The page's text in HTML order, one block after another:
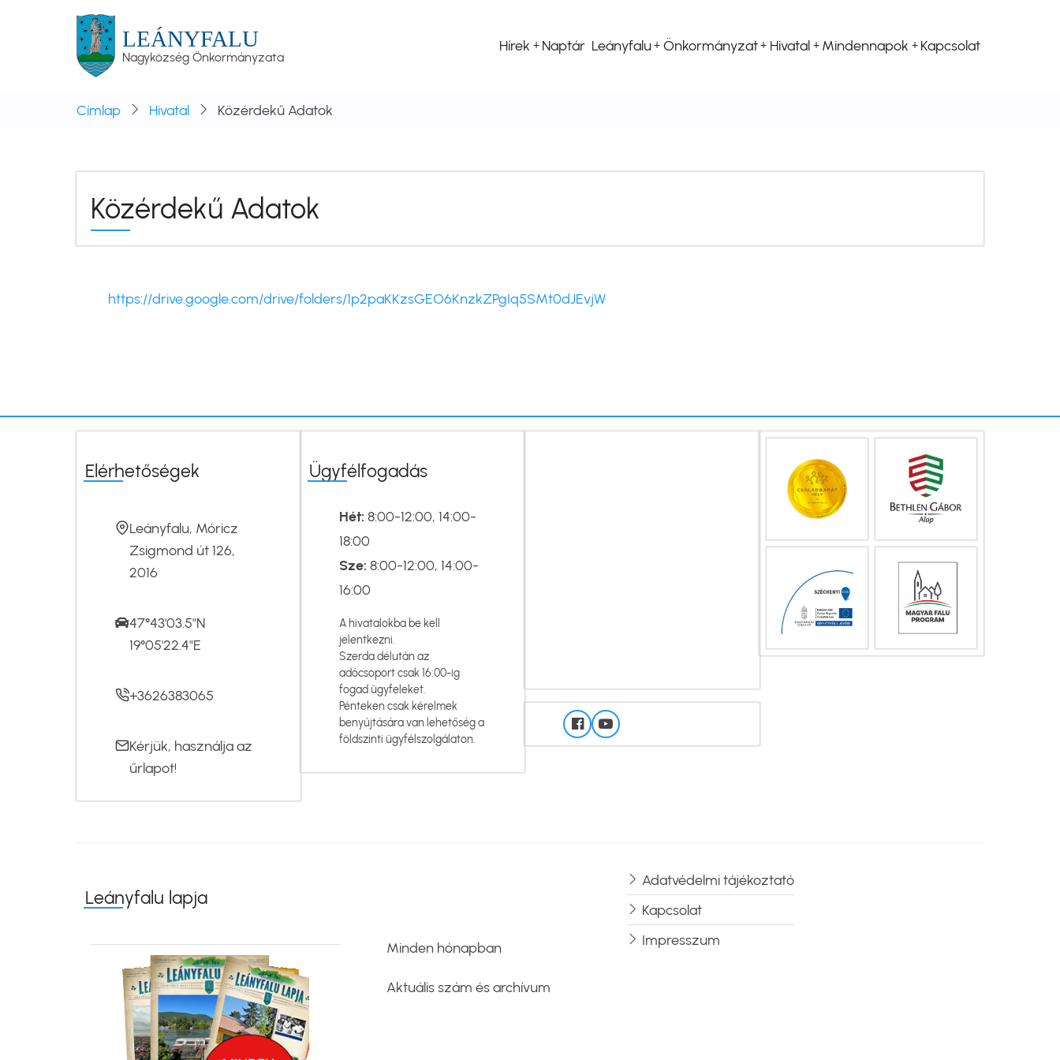
LEÁNYFALU
Nagyközség Önkormányzata
Hírek Naptár Leányfalu Önkormányzat Hivatal Mindennapok Kapcsolat
Címlap Hivatal Közérdekű Adatok
Közérdekű Adatok
https://drive.google.com/drive/folders/1p2paKKzsGEO6KnzkZPgIq5SMt0dJEvjW
Elérhetőségek
Leányfalu, Móricz
Zsigmond út 126,
2016
47°43'03.5"N
19°05'22.4"E
+3626383065
Kérjük, használja az
űrlapot!
Ügyfélfogadás
Hét: 8:00-12:00, 14:00-
18:00
Sze: 8:00-12:00, 14:00-
16:00
A hivatalokba be kell
jelentkezni.
Szerda délután az
adócsoport csak 16:00-ig
fogad ügyfeleket.
Pénteken csak kérelmek
benyújtására van lehetőség a
földszinti ügyfélszolgálaton.
Leányfalu lapja
Minden hónapban
Aktuális szám és archívum
Lábléc
Adatvédelmi tájékoztató
Kapcsolat
Impresszum